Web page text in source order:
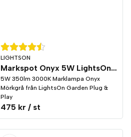
LIGHTSON
Markspot Onyx 5W LightsOn Garden Plug & Play
5W 350lm 3000K Marklampa Onyx
Mörkgrå från LightsOn Garden Plug &
Play
475 kr / st